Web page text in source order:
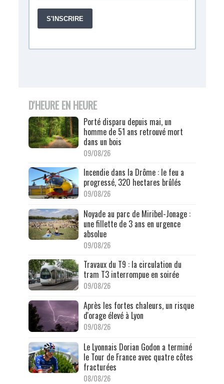
D'HEURE EN HEURE
Porté disparu depuis mai, un
homme de 51 ans retrouvé mort
dans un bois
09/08/26
Incendie dans la Drôme : le feu a
progressé, 320 hectares brûlés
09/08/26
Noyade au parc de Miribel-Jonage :
une fillette de 3 ans en urgence
absolue
09/08/26
Travaux du T9 : la circulation du
tram T3 interrompue en soirée
09/08/26
Après les fortes chaleurs, un risque
d'orage élevé à Lyon
09/08/26
Le Lyonnais Dorian Godon a terminé
le Tour de France avec quatre côtes
fracturées
08/08/26